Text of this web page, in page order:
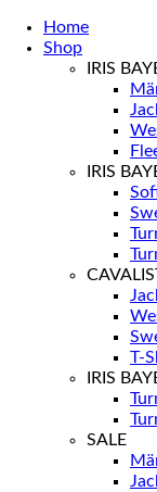
Home
Shop
IRIS
IRIS
T-
IRIS
SALE